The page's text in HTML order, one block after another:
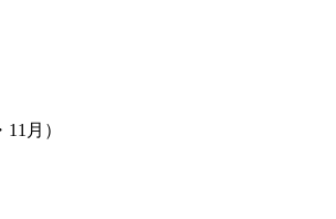
月）